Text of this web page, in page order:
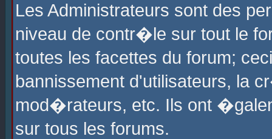
Les Administrateurs sont des
niveau de contr�le sur tout le
toutes les facettes du forum;
bannissement d'utilisateurs, la
mod�rateurs, etc. Ils ont
sur tous les forums.